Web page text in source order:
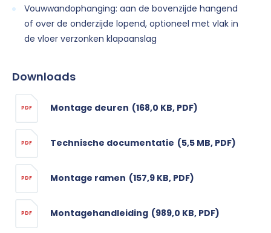
Vouwwandophanging: aan de bovenzijde hangend
of over de onderzijde lopend, optioneel met vlak in
de vloer verzonken klapaanslag
Downloads
PDF Montage deuren (168,0 KB, PDF)
PDF Technische documentatie (5,5 MB, PDF)
PDF Montage ramen (157,9 KB, PDF)
PDF Montagehandleiding (989,0 KB, PDF)